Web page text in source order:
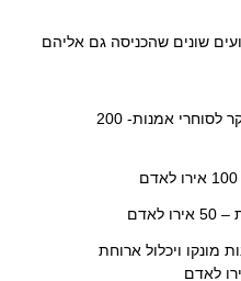
שונים שהכניסה גם אליהם
כניסה לפרמיירה שמיועדת בעיקר לסוחרי אמנות- 200
מונקו ויכלול ארוחת